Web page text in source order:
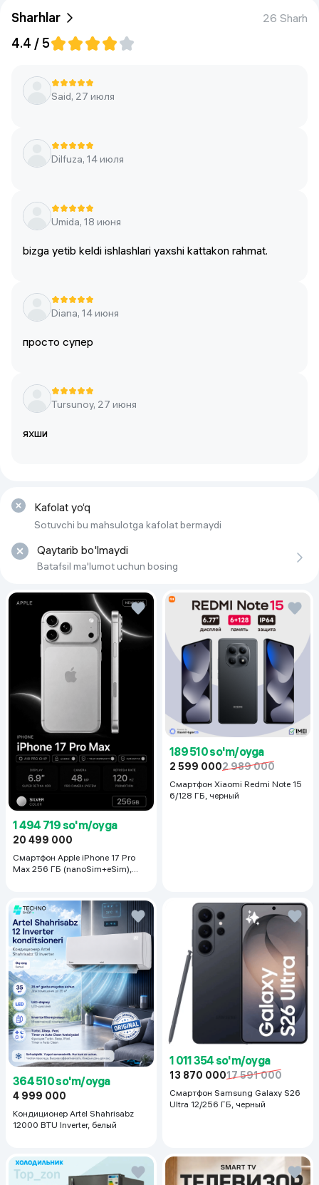
Boshqaruv
Shovqin darajasi
gacha suvni isitadi
Установка бутыля воды
Sharhlar 26 Sharh
4.4 / 5
Said, 27 июля
Dilfuza, 14 июля
Umida, 18 июня
bizga yetib keldi ishlashlari yaxshi kattakon rahmat.
Diana, 14 июня
просто супер
Tursunoy, 27 июня
яхши
Kafolat yo‘q
Sotuvchi bu mahsulotga kafolat bermaydi
Qaytarib bo'lmaydi
Batafsil ma'lumot uchun bosing
1 494 719 so'm/oyga
20 499 000
Смартфон Apple iPhone 17 Pro
Max 256 ГБ (nanoSim+eSim),
189 510 so'm/oyga
2 599 0002 989 000
Смартфон Xiaomi Redmi Note 15
6/128 ГБ, черный
364 510 so'm/oyga
4 999 000
Кондиционер Artel Shahrisabz
12000 BTU Inverter, белый
1 011 354 so'm/oyga
13 870 00017 591 000
Смартфон Samsung Galaxy S26
Ultra 12/256 ГБ, черный